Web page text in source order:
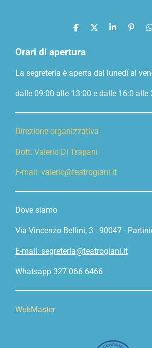
C
d
v
d
C
v
d
C
v
d
P
v
Orari di apertura
La segreteria è aperta dal lunedì al
dalle 09:00 alle 13:00 e dalle 16:0 alle
Direzione organizzativa
Dott. Valerio Di Trapani
E-mail: valerio@teatrogiani.it
Dove siamo
Via Vincenzo Bellini, 3 - 90047 -
E-mail: segreteria@teatrogiani.it
Whatsapp 327 066 6466
WebMaster